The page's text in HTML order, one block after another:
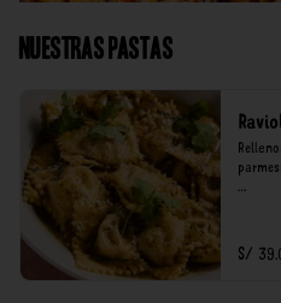
Nuestras Pastas
S/